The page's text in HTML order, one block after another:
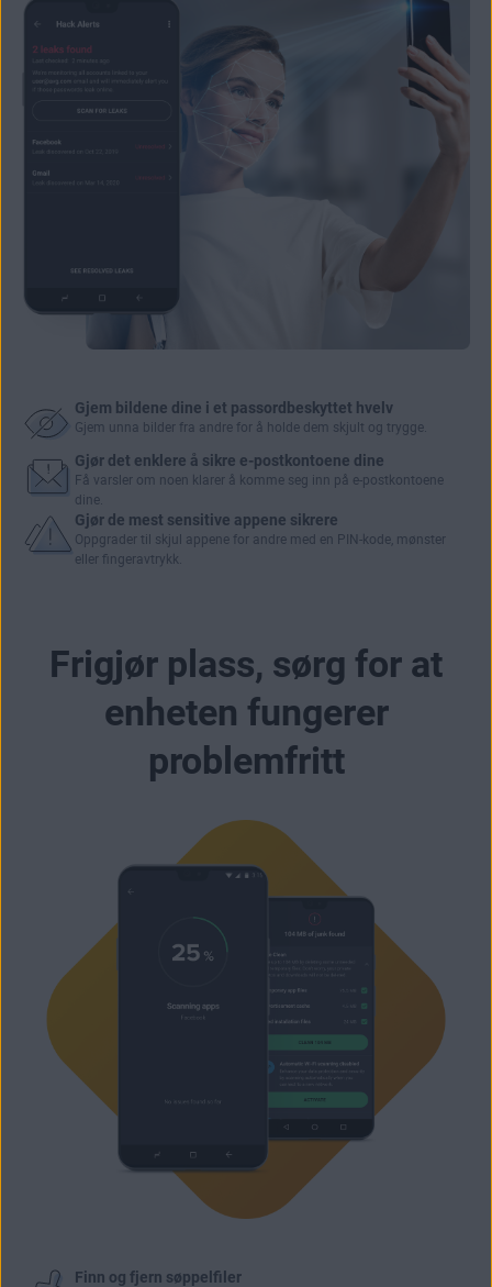
Gjem bildene dine i et passordbeskyttet hvelv
Gjem unna bilder fra andre for å holde dem skjult og trygge.
Gjør det enklere å sikre e-postkontoene dine
Få varsler om noen klarer å komme seg inn på e-postkontoene
dine.
Gjør de mest sensitive appene sikrere
Oppgrader til skjul appene for andre med en PIN-kode, mønster
eller fingeravtrykk.
Frigjør plass, sørg for at
enheten fungerer
problemfritt
Finn og fjern søppelfiler